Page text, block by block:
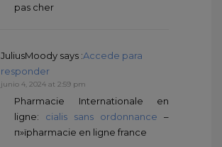
pas cher
JuliusMoody says :Accede para
responder
junio 4, 2024 at 2:59 pm
Pharmacie Internationale en
ligne: cialis sans ordonnance –
п»їpharmacie en ligne france